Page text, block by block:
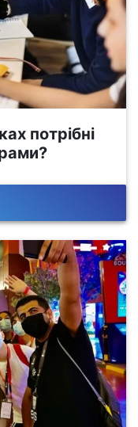
потрібні